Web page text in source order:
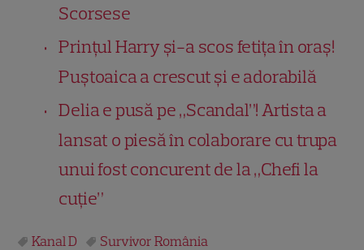
Scorsese
Prințul Harry și-a scos fetița în oraș!
Puștoaica a crescut și e adorabilă
Delia e pusă pe „Scandal”! Artista a
lansat o piesă în colaborare cu trupa
unui fost concurent de la „Chefi la
cuție”
Kanal D Survivor România